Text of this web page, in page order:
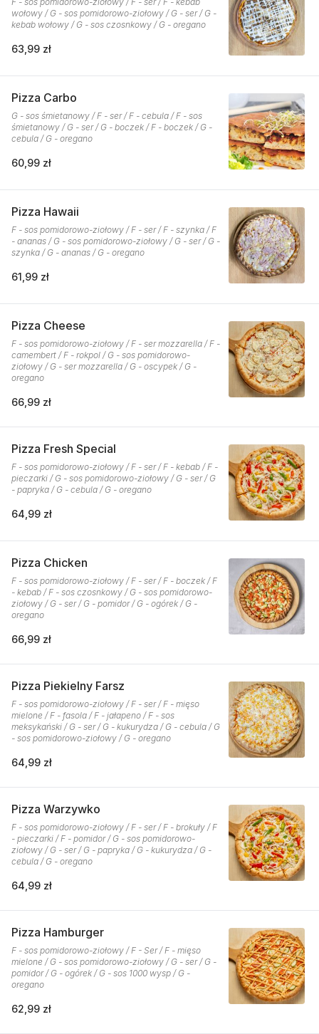
wołowy / G - sos pomidorowo-ziołowy / G - ser / G -
kebab wołowy / G - sos czosnkowy / G - oregano
63,99 zł
Pizza Carbo
G - sos śmietanowy / F - ser / F - cebula / F - sos
śmietanowy / G - ser / G - boczek / F - boczek / G -
cebula / G - oregano
60,99 zł
Pizza Hawaii
F - sos pomidorowo-ziołowy / F - ser / F - szynka / F
- ananas / G - sos pomidorowo-ziołowy / G - ser / G -
szynka / G - ananas / G - oregano
61,99 zł
Pizza Cheese
F - sos pomidorowo-ziołowy / F - ser mozzarella / F -
camembert / F - rokpol / G - sos pomidorowo-
ziołowy / G - ser mozzarella / G - oscypek / G -
oregano
66,99 zł
Pizza Fresh Special
F - sos pomidorowo-ziołowy / F - ser / F - kebab / F -
pieczarki / G - sos pomidorowo-ziołowy / G - ser / G
- papryka / G - cebula / G - oregano
64,99 zł
Pizza Chicken
F - sos pomidorowo-ziołowy / F - ser / F - boczek / F
- kebab / F - sos czosnkowy / G - sos pomidorowo-
ziołowy / G - ser / G - pomidor / G - ogórek / G -
oregano
66,99 zł
Pizza Piekielny Farsz
F - sos pomidorowo-ziołowy / F - ser / F - mięso
mielone / F - fasola / F - jałapeno / F - sos
meksykański / G - ser / G - kukurydza / G - cebula / G
- sos pomidorowo-ziołowy / G - oregano
64,99 zł
Pizza Warzywko
F - sos pomidorowo-ziołowy / F - ser / F - brokuły / F
- pieczarki / F - pomidor / G - sos pomidorowo-
ziołowy / G - ser / G - papryka / G - kukurydza / G -
cebula / G - oregano
64,99 zł
Pizza Hamburger
F - sos pomidorowo-ziołowy / F - Ser / F - mięso
mielone / G - sos pomidorowo-ziołowy / G - ser / G -
pomidor / G - ogórek / G - sos 1000 wysp / G -
oregano
62,99 zł